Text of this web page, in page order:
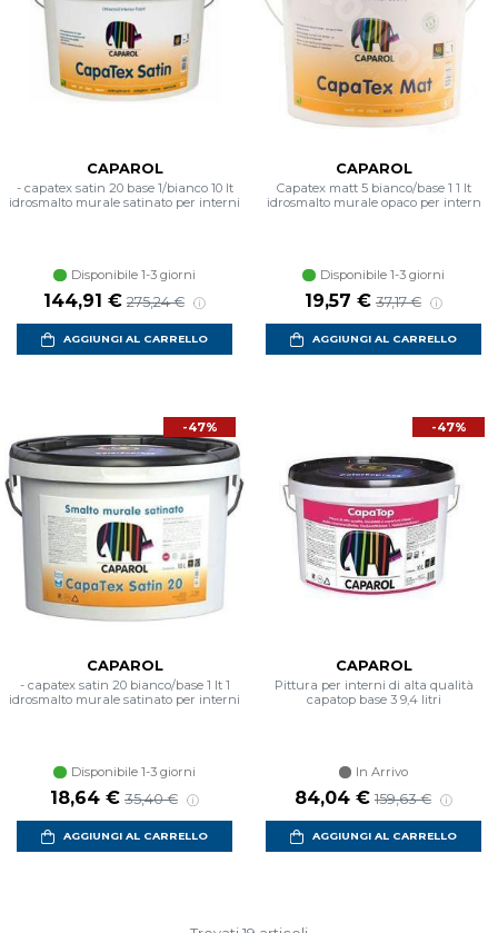
CAPAROL
- capatex satin 20 base 1/bianco 10 lt
idrosmalto murale satinato per interni
Disponibile 1-3 giorni
Prezzo scontato
144,91 € Prezzo di listino
275,24 €
AGGIUNGI AL CARRELLO
CAPAROL
Capatex matt 5 bianco/base 1 1 lt
idrosmalto murale opaco per intern
Disponibile 1-3 giorni
Prezzo scontato
19,57 € Prezzo di listino
37,17 €
AGGIUNGI AL CARRELLO
-47%
CAPAROL
- capatex satin 20 bianco/base 1 lt 1
idrosmalto murale satinato per interni
Disponibile 1-3 giorni
Prezzo scontato
18,64 € Prezzo di listino
35,40 €
AGGIUNGI AL CARRELLO
-47%
CAPAROL
Pittura per interni di alta qualità
capatop base 3 9,4 litri
In Arrivo
Prezzo scontato
84,04 € Prezzo di listino
159,63 €
AGGIUNGI AL CARRELLO